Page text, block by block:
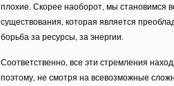
плохие. Скорее наоборот, мы становимся
существования, которая является
борьба за ресурсы, за энергии.
Соответственно, все эти стремления
поэтому, не смотря на всевозможные